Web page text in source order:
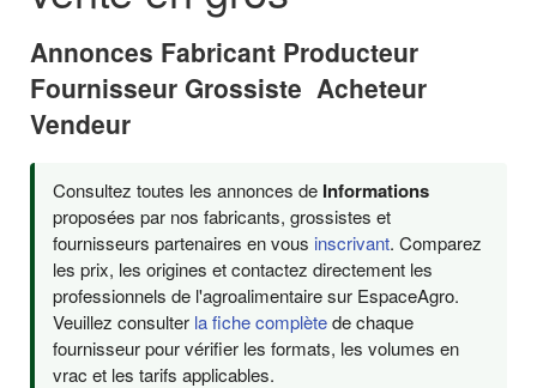
Annonces Fabricant Producteur
Fournisseur Grossiste Acheteur
Vendeur
Consultez toutes les annonces de Informations
proposées par nos fabricants, grossistes et
fournisseurs partenaires en vous inscrivant. Comparez
les prix, les origines et contactez directement les
professionnels de l'agroalimentaire sur EspaceAgro.
Veuillez consulter la fiche complètede chaque
fournisseur pour vérifier les formats, les volumes en
vrac et les tarifs applicables.